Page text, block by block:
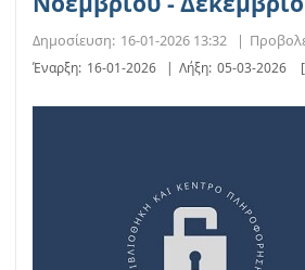
Δημοσίευση: 16-01-2026 13:32 |
Έναρξη: 16-01-2026 | Λήξη: 05-03-2026